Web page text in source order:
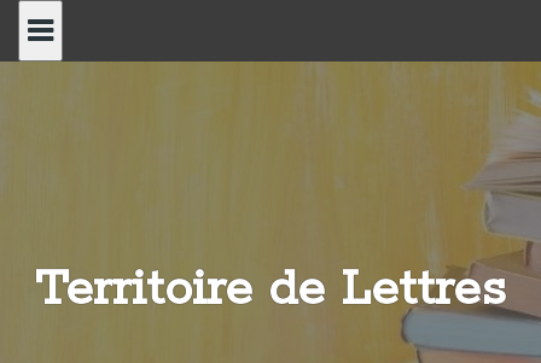
Territoire de Lettres